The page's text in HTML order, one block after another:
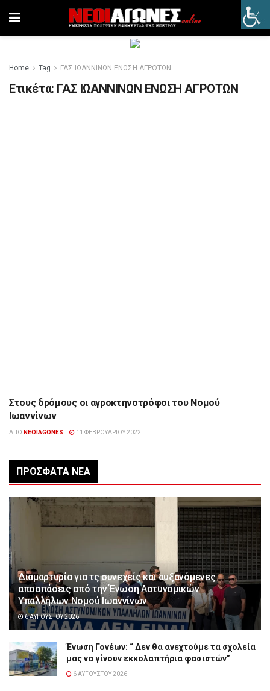
Home Tag ΓΑΣ ΙΩΑΝΝΙΝΩΝ ΕΝΩΣΗ ΑΓΡΟΤΩΝ
Ετικέτα: ΓΑΣ ΙΩΑΝΝΙΝΩΝ ΕΝΩΣΗ ΑΓΡΟΤΩΝ
ΉΠΕΙΡΟΣ
Στους δρόμους οι αγροκτηνοτρόφοι του Νομού
Ιωαννίνων
ΑΠΌ NEOIAGONES 11 ΦΕΒΡΟΥΑΡΊΟΥ 2022
ΠΡΌΣΦΑΤΑ ΝΈΑ
Διαμαρτυρία για τς συνεχείς και αυξανόμενες
αποσπάσεις από την Ένωση Αστυνομικών
Υπαλλήλων Νομού Ιωαννίνων
6 ΑΥΓΟΎΣΤΟΥ 2026
Ένωση Γονέων: “ Δεν θα ανεχτούμε τα σχολεία
μας να γίνουν εκκολαπτήρια φασιστών”
6 ΑΥΓΟΎΣΤΟΥ 2026